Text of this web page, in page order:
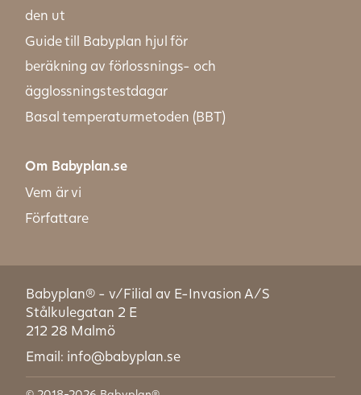
den ut
Guide till Babyplan hjul för
beräkning av förlossnings- och
ägglossningstestdagar
Basal temperaturmetoden (BBT)
Om Babyplan.se
Vem är vi
Författare
Babyplan® - v/Filial av E-Invasion A/S
Stålkulegatan 2 E
212 28 Malmö
Email: info@babyplan.se